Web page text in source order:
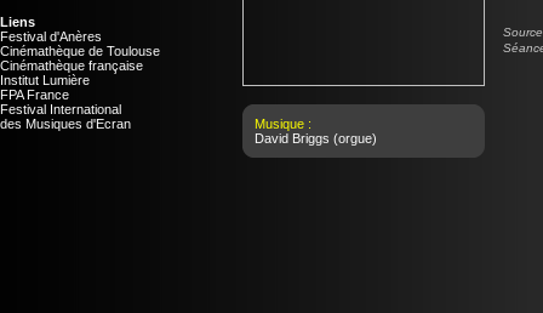
Liens
Festival d'Anères
Cinémathèque de Toulouse
Cinémathèque française
Institut Lumière
FPA France
Festival International
des Musiques d'Ecran
Musique :
David Briggs (orgue)